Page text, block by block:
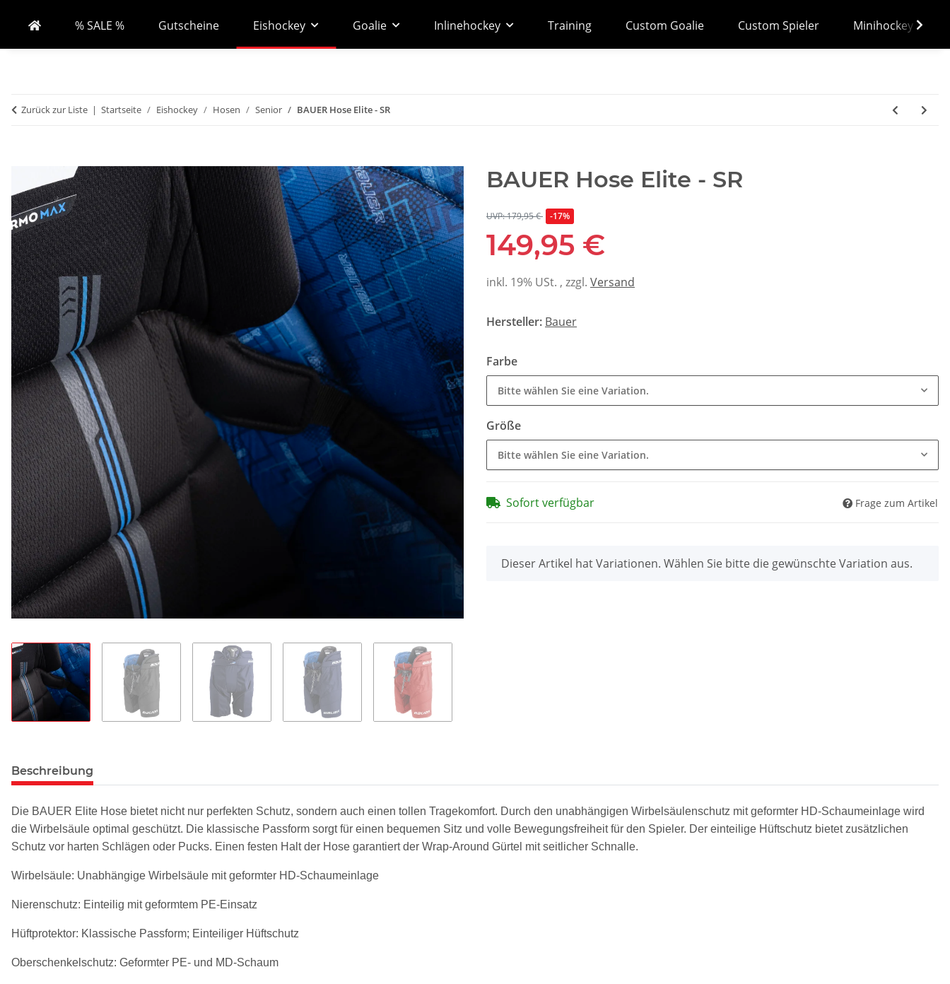
% SALE % Gutscheine Eishockey Goalie Inlinehockey Training Custom Goalie Custom Spieler Minihockey
Zurück zur Liste Startseite Eishockey Hosen Senior BAUER Hose Elite - SR
BAUER Hose Elite - SR
UVP: 179,95 € -17%
149,95 €
inkl. 19% USt. , zzgl. Versand
Hersteller: Bauer
Farbe
Bitte wählen Sie eine Variation.
Größe
Bitte wählen Sie eine Variation.
Sofort verfügbar Frage zum Artikel
x
Dieser Artikel hat Variationen. Wählen Sie bitte die gewünschte Variation aus.
Beschreibung
Die BAUER Elite Hose bietet nicht nur perfekten Schutz, sondern auch einen tollen Tragekomfort. Durch den unabhängigen Wirbelsäulenschutz mit geformter HD-Schaumeinlage wird
die Wirbelsäule optimal geschützt. Die klassische Passform sorgt für einen bequemen Sitz und volle Bewegungsfreiheit für den Spieler. Der einteilige Hüftschutz bietet zusätzlichen
Schutz vor harten Schlägen oder Pucks. Einen festen Halt der Hose garantiert der Wrap-Around Gürtel mit seitlicher Schnalle.
Wirbelsäule: Unabhängige Wirbelsäule mit geformter HD-Schaumeinlage
Nierenschutz: Einteilig mit geformtem PE-Einsatz
Hüftprotektor: Klassische Passform; Einteiliger Hüftschutz
Oberschenkelschutz: Geformter PE- und MD-Schaum